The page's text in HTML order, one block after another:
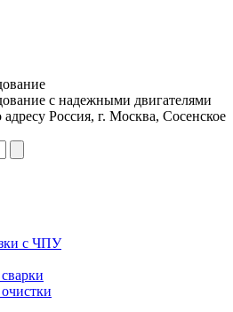
с надежными двигателями
Россия, г. Москва, Сосенское
с ЧПУ